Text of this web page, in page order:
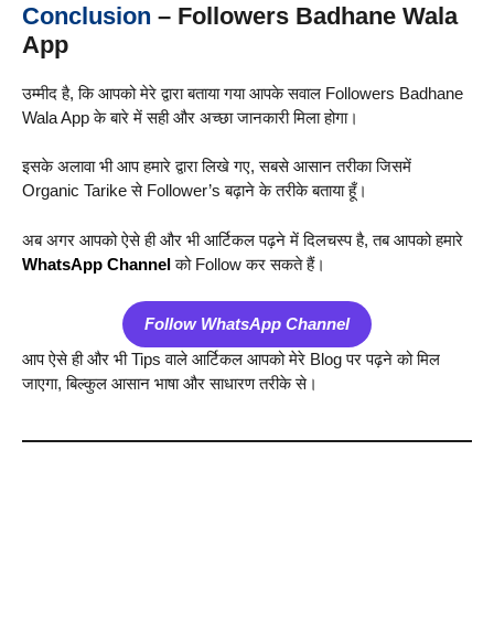
Conclusion – Followers Badhane Wala
App
उम्मीद है, कि आपको मेरे द्वारा बताया गया आपके सवाल Followers Badhane
Wala App के बारे में सही और अच्छा जानकारी मिला होगा।
इसके अलावा भी आप हमारे द्वारा लिखे गए, सबसे आसान तरीका जिसमें
Organic Tarike से Follower’s बढ़ाने के तरीके बताया हूँ।
अब अगर आपको ऐसे ही और भी आर्टिकल पढ़ने में दिलचस्प है, तब आपको हमारे
WhatsApp Channelको Follow कर सकते हैं।
Follow WhatsApp Channel
आप ऐसे ही और भी Tips वाले आर्टिकल आपको मेरे Blog पर पढ़ने को मिल
जाएगा, बिल्कुल आसान भाषा और साधारण तरीके से।